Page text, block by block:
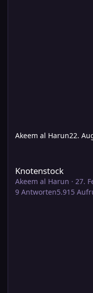
Akeem al Harun22.
Knotenstock
Akeem al Harun · 27.
9 Antworten5.915